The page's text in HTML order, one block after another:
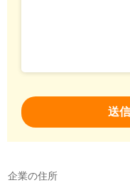
企業の住所